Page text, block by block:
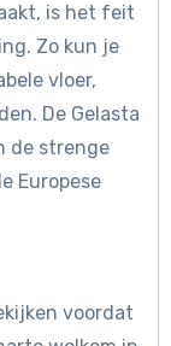
is het feit
Zo kun je
vloer,
De Gelasta
de strenge
Europese
voordat